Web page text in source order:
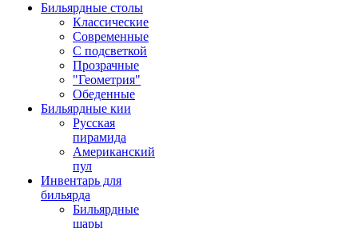
Бильярдные столы
Классические
Современные
С подсветкой
Прозрачные
"Геометрия"
Обеденные
Бильярдные кии
Русская
пирамида
Американский
пул
Инвентарь для
бильярда
Бильярдные
шары